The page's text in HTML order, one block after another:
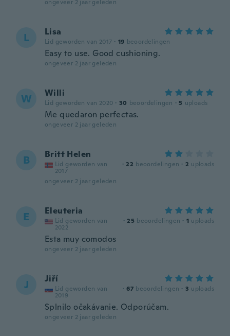
ongeveer 2 jaar geleden
L Lisa
Lid geworden van 2017 · 19 beoordelingen
Easy to use. Good cushioning.
ongeveer 2 jaar geleden
W Willi
Lid geworden van 2020 · 30 beoordelingen · 5 uploads
Me quedaron perfectas.
ongeveer 2 jaar geleden
B Britt Helen
Lid geworden van
2017
· 22 beoordelingen · 2 uploads
ongeveer 2 jaar geleden
E Eleuteria
Lid geworden van
2022
· 25 beoordelingen · 1 uploads
Esta muy comodos
ongeveer 2 jaar geleden
J Jiří
Lid geworden van
2019
· 67 beoordelingen · 3 uploads
Splnilo očakávanie. Odporúčam.
ongeveer 2 jaar geleden